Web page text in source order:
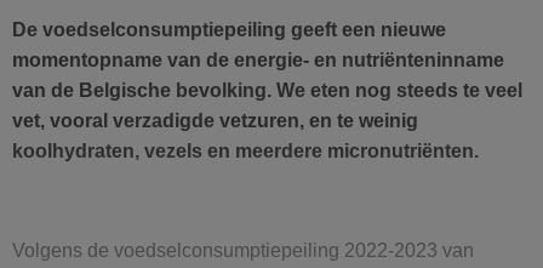
De voedselconsumptiepeiling geeft een nieuwe
momentopname van de energie- en nutriënteninname
van de Belgische bevolking. We eten nog steeds te veel
vet, vooral verzadigde vetzuren, en te weinig
koolhydraten, vezels en meerdere micronutriënten.
Volgens de voedselconsumptiepeiling 2022-2023 van